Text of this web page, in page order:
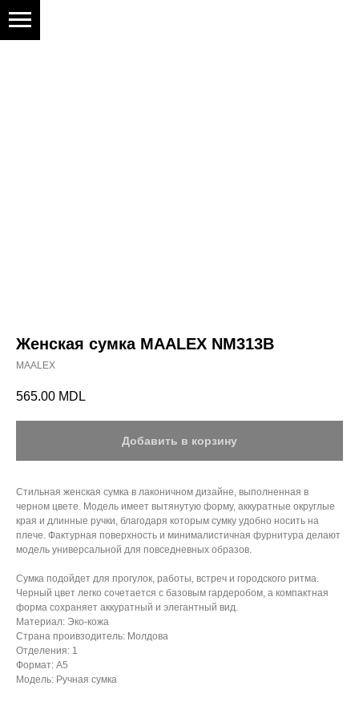
Женская сумка MAALEX NM313B
MAALEX
565.00 MDL
Добавить в корзину
Стильная женская сумка в лаконичном дизайне, выполненная в
черном цвете. Модель имеет вытянутую форму, аккуратные округлые
края и длинные ручки, благодаря которым сумку удобно носить на
плече. Фактурная поверхность и минималистичная фурнитура делают
модель универсальной для повседневных образов.
Сумка подойдет для прогулок, работы, встреч и городского ритма.
Черный цвет легко сочетается с базовым гардеробом, а компактная
форма сохраняет аккуратный и элегантный вид.
Материал: Эко-кожа
Страна проивзодитель: Молдова
Отделения: 1
Формат: А5
Модель: Ручная сумка